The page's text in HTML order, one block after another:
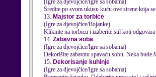
(Igre za djevojčice/Igre sa sobama)
Sredite po svom ukusu kuću ove sirene koja
13. Majstor za torbice
(Igre za djevojčice/Bojanke)
Kliknite na torbicu i izaberite stil koji
14. Zabavna soba
(Igre za djevojčice/Igre sa sobama)
Dekorišite zabavnu spavaću sobu. Neka
15. Dekorisanje kuhinje
(Igre za djevojčice/Igre sa sobama)